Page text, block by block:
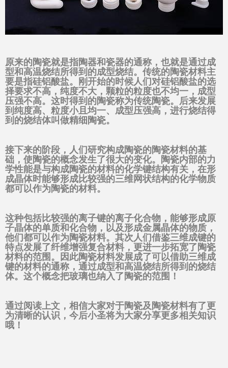
原来的陶瓷就是指陶器和瓷器的通称，也就是通过成
型和高温烧结所得到的成型烧结。传统的陶瓷材料主
要是指硅铝酸盐。刚开始的时候人们对硅铝酸盐的选
择要求不高，纯度不大，颗粒的粒度也不均一，成型
压强不高。这时得到的陶瓷称为传统陶瓷。后来发展
到纯度高、粒度小且均一、成型压强高，进行烧结得
到的烧结体叫做精细陶瓷。
接下来的阶段，人们研究构成陶瓷的陶瓷材料的基
础，使陶瓷的概念发生了很大的变化。陶瓷内部的力
学性能是与构成陶瓷的材料的化学键结构有关，在形
成晶体时能够形成比较强的三维网状结构的化学物质
都可以作为陶瓷的材料。
这种包括比较强的离子键的离子化合物，能够形成原
子晶体的单质和化合物，以及形成金属晶体的物质，
他们都可以作为陶瓷材料。其次人们借鉴三维成键的
特点发展了纤维增强复合材料，更进一步拓宽了陶瓷
材料的范围。因此陶瓷材料发展成了可以借助三维成
键的材料的通称，通过成型和高温烧结所得到的烧结
体。这个概念把玻璃也纳入了陶瓷的范围！
通过阅读上文，相信大家对于陶瓷及陶瓷材料有了更
为清晰的认识，今后小圣将为大家分享更多相关知识
哦！